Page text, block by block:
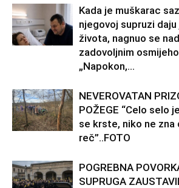
Kada je muškarac
njegovoj supruzi
života, nagnuo se
zadovoljnim
„Napokon,...
NEVEROVATAN
POŽEGE “Celo selo
se krste, niko ne zna
reč”..FOTO
POGREBNA
SUPRUGA